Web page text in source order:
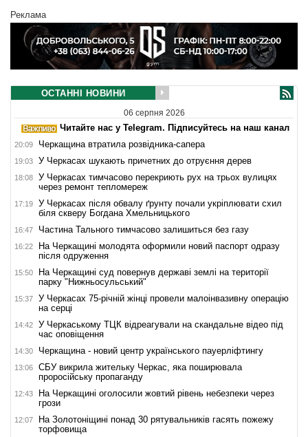
Реклама
ОСТАННІ НОВИНИ
06 серпня 2026
Читайте нас у Telegram. Підписуйтесь на наш канал
20:09 Черкащина втратила розвідника-сапера
19:03 У Черкасах шукають причетних до отруєння дерев
18:08
У Черкасах тимчасово перекриють рух на трьох вулицях
через ремонт тепломереж
17:19
У Черкасах після обвалу ґрунту почали укріплювати схил
біля скверу Богдана Хмельницького
16:47 Частина Тального тимчасово залишиться без газу
16:22
На Черкащині молодята оформили новий паспорт одразу
після одруження
15:50
На Черкащині суд повернув державі землі на території
парку "Нижньосульський"
15:37
У Черкасах 75-річній жінці провели малоінвазивну операцію
на серці
14:42
У Черкаському ТЦК відреагували на скандальне відео під
час оповіщення
14:30 Черкащина - новий центр українського пауерліфтингу
13:06
СБУ викрила жительку Черкас, яка поширювала
проросійську пропаганду
12:43
На Черкащині оголосили жовтий рівень небезпеки через
грози
12:07
На Золотоніщині понад 30 рятувальників гасять пожежу
торфовища